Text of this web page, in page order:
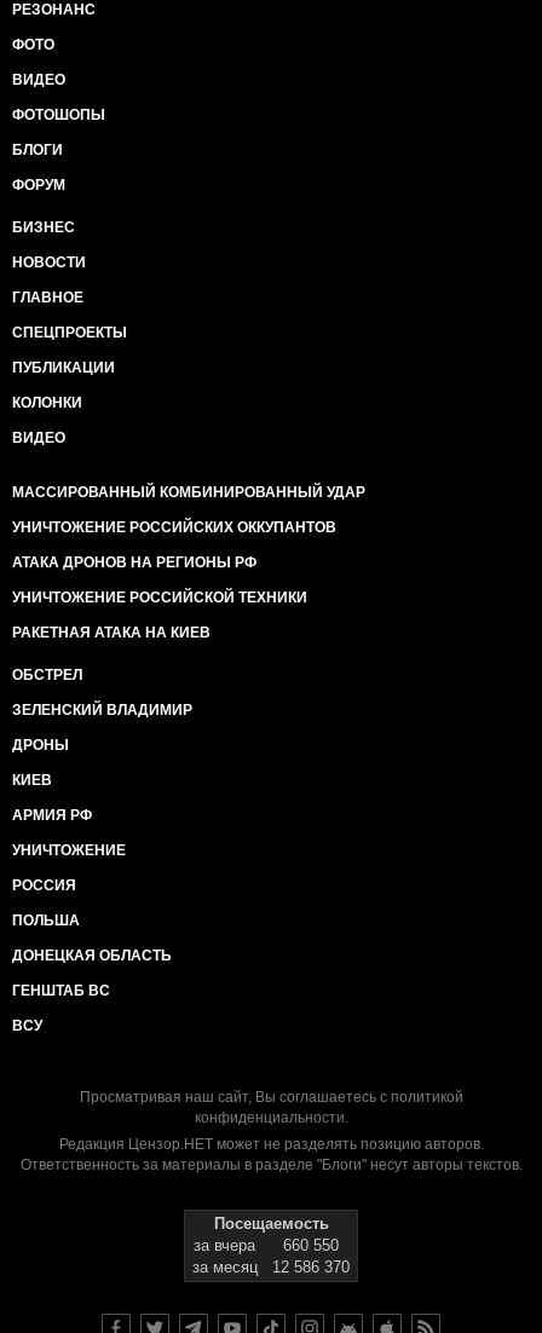
РЕЗОНАНС
ФОТО
ВИДЕО
ФОТОШОПЫ
БЛОГИ
ФОРУМ
БИЗНЕС
НОВОСТИ
ГЛАВНОЕ
СПЕЦПРОЕКТЫ
ПУБЛИКАЦИИ
КОЛОНКИ
ВИДЕО
МАССИРОВАННЫЙ КОМБИНИРОВАННЫЙ УДАР
УНИЧТОЖЕНИЕ РОССИЙСКИХ ОККУПАНТОВ
АТАКА ДРОНОВ НА РЕГИОНЫ РФ
УНИЧТОЖЕНИЕ РОССИЙСКОЙ ТЕХНИКИ
РАКЕТНАЯ АТАКА НА КИЕВ
ОБСТРЕЛ
ЗЕЛЕНСКИЙ ВЛАДИМИР
ДРОНЫ
КИЕВ
АРМИЯ РФ
УНИЧТОЖЕНИЕ
РОССИЯ
ПОЛЬША
ДОНЕЦКАЯ ОБЛАСТЬ
ГЕНШТАБ ВС
ВСУ
Просматривая наш сайт, Вы соглашаетесь с политикой
конфиденциальности.
Редакция Цензор.НЕТ может не разделять позицию авторов.
Ответственность за материалы в разделе "Блоги" несут авторы текстов.
Посещаемость
за вчера
660 550
за месяц
12 586 370